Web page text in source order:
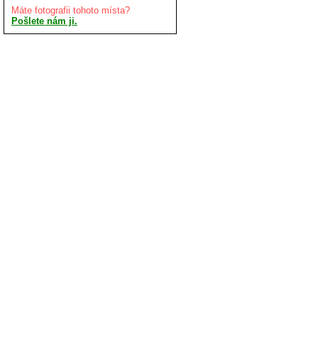
Máte fotografii tohoto místa?
Pošlete nám ji.